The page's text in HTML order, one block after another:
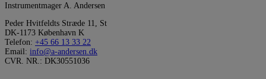
Instrumentmager A. Andersen
Peder Hvitfeldts Stræde 11, St
DK-1173 København K
Telefon: +45 66 13 33 22
Email: info@a-andersen.dk
CVR. NR.: DK30551036